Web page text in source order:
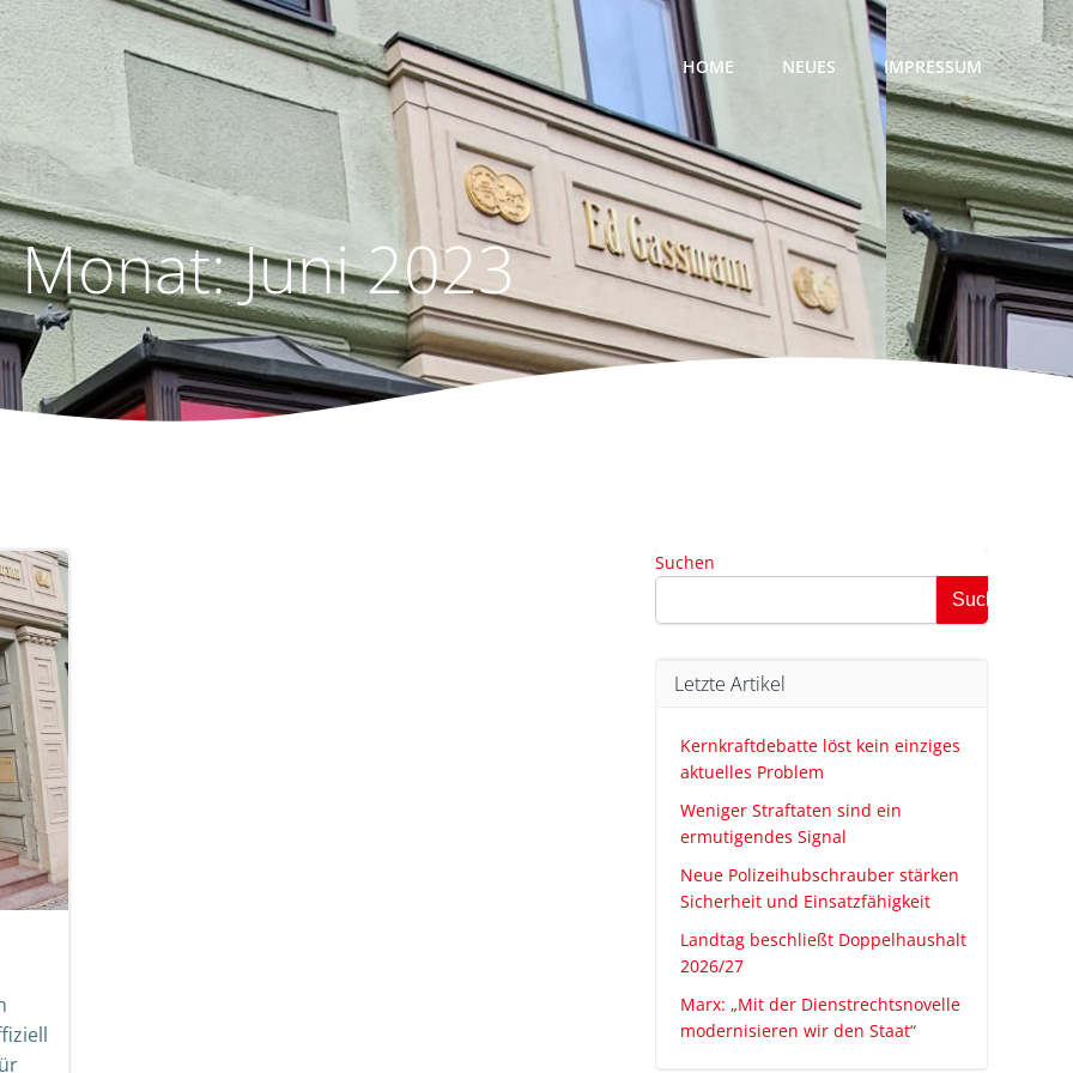
HOME NEUES IMPRESSUM
Monat:Juni 2023
Suchen
Suchen
Letzte Artikel
Kernkraftdebatte löst kein einziges
aktuelles Problem
Weniger Straftaten sind ein
ermutigendes Signal
Neue Polizeihubschrauber stärken
Sicherheit und Einsatzfähigkeit
Landtag beschließt Doppelhaushalt
2026/27
Marx: „Mit der Dienstrechtsnovelle
modernisieren wir den Staat“